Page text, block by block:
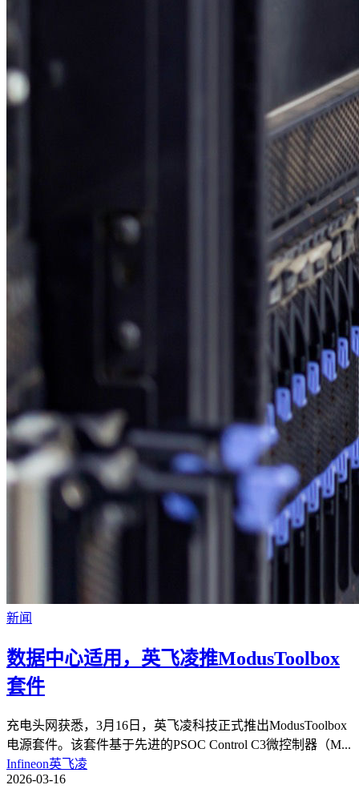
新闻
数据中心适用，英飞凌推ModusToolbox
套件
充电头网获悉，3月16日，英飞凌科技正式推出ModusToolbox
电源套件。该套件基于先进的PSOC Control C3微控制器（M...
Infineon英飞凌
2026-03-16